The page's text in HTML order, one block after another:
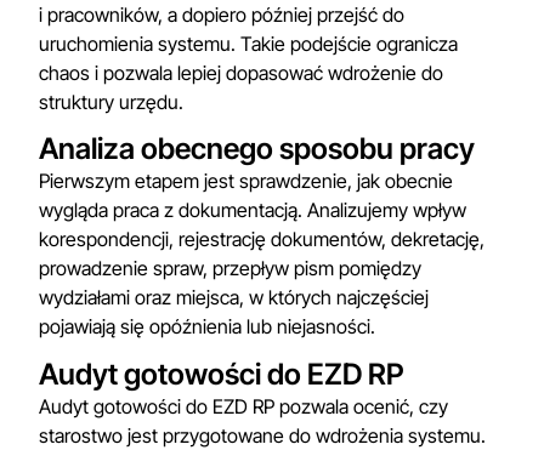
i pracowników, a dopiero później przejść do
uruchomienia systemu. Takie podejście ogranicza
chaos i pozwala lepiej dopasować wdrożenie do
struktury urzędu.
Analiza obecnego sposobu pracy
Pierwszym etapem jest sprawdzenie, jak obecnie
wygląda praca z dokumentacją. Analizujemy wpływ
korespondencji, rejestrację dokumentów, dekretację,
prowadzenie spraw, przepływ pism pomiędzy
wydziałami oraz miejsca, w których najczęściej
pojawiają się opóźnienia lub niejasności.
Audyt gotowości do EZD RP
Audyt gotowości do EZD RP pozwala ocenić, czy
starostwo jest przygotowane do wdrożenia systemu.